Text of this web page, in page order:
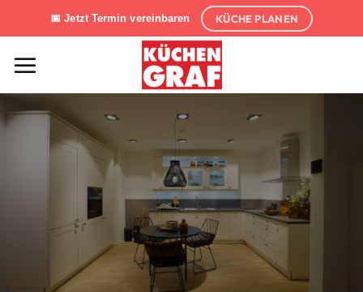
Inhalt
springen
📅 Jetzt Termin vereinbaren KÜCHE PLANEN